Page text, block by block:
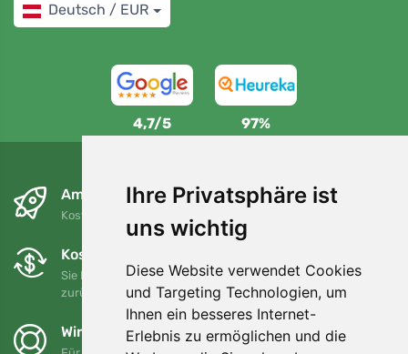
Ihre Privatsphäre ist
uns wichtig
Diese Website verwendet Cookies
und Targeting Technologien, um
Ihnen ein besseres Internet-
Erlebnis zu ermöglichen und die
Deutsch / EUR
4,7/5 97%
Am nächsten Tag und kostenlos
Kostenloser Versand für Bestellungen über 80 EUR
Kostenloser Umtausch und Rückgabe
Sie können Ihre Bestellung jederzeit innerhalb von 90 Tagen
zurückgeben oder umtauschen.
Wir unterstützen Trees.org